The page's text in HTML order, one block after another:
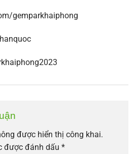
gemparkhaiphong
được hiển thị công khai.
được đánh dấu *